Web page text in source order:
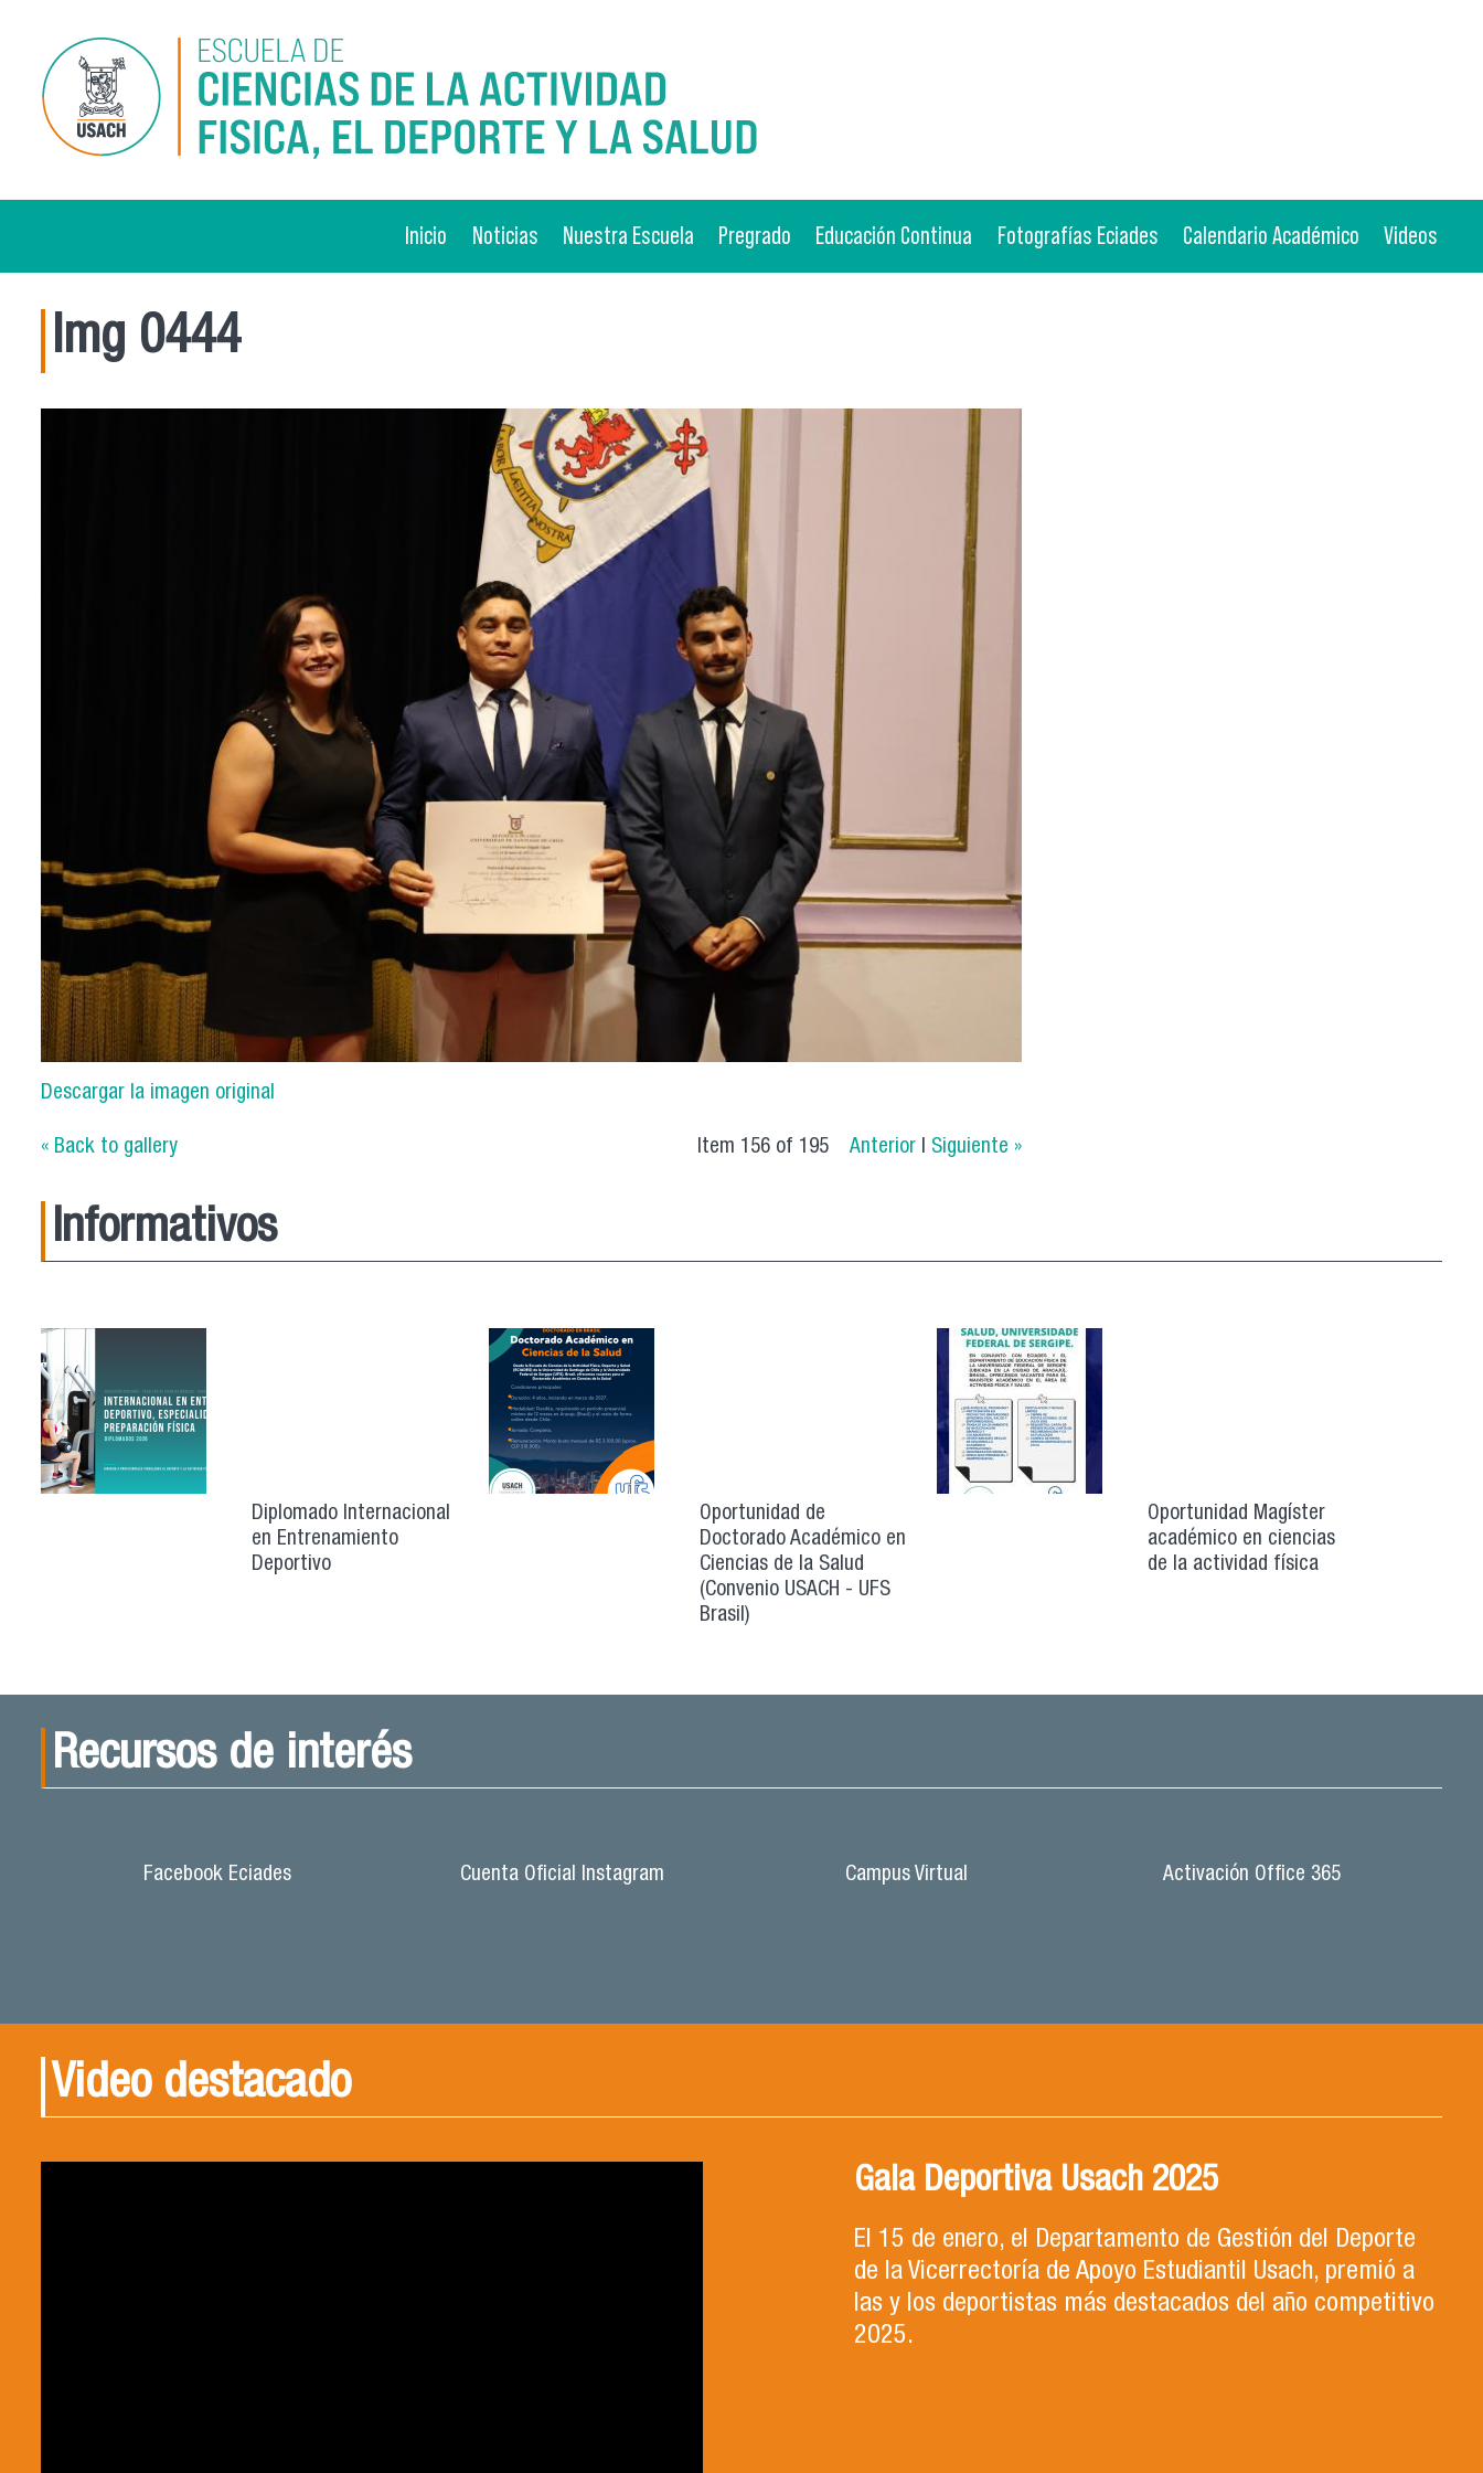
Inicio Noticias Nuestra Escuela Pregrado Educación Continua Fotografías Eciades Calendario Académico Videos
Img 0444
Descargar la imagen original
« Back to gallery Item 156 of 195 Anterior | Siguiente »
Informativos
Diplomado Internacional
en Entrenamiento
Deportivo
Oportunidad de
Doctorado Académico en
Ciencias de la Salud
(Convenio USACH - UFS
Brasil)
Oportunidad Magíster
académico en ciencias
de la actividad física
Recursos de interés
Facebook Eciades Cuenta Oficial Instagram Campus Virtual Activación Office 365
Video destacado
Gala Deportiva Usach 2025
El 15 de enero, el Departamento de Gestión del Deporte
de la Vicerrectoría de Apoyo Estudiantil Usach, premió a
las y los deportistas más destacados del año competitivo
2025.